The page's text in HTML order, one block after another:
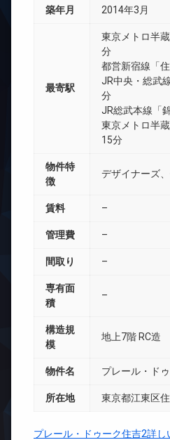
築年月 2014年3月
最寄駅
東京メトロ半
分
都営新宿線「
JR中央・総武
分
JR総武本線「
東京メトロ半
15分
物件特
徴
デザイナーズ
賃料 –
管理費 –
間取り –
専有面
積
–
構造規
模
地上7階 RC造
物件名 プレール・ド
所在地 東京都江東区
プレール・ドゥーク住吉2詳し